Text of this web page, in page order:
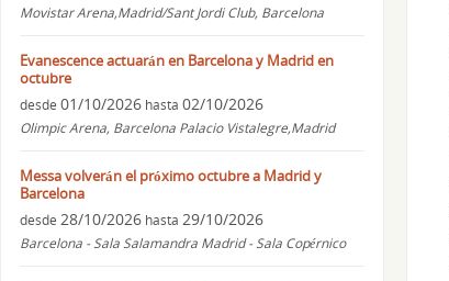
Movistar Arena,Madrid/Sant Jordi Club, Barcelona
Evanescence actuarán en Barcelona y Madrid en
octubre
desde 01/10/2026 hasta 02/10/2026
Olimpic Arena, Barcelona Palacio Vistalegre,Madrid
Messa volverán el próximo octubre a Madrid y
Barcelona
desde 28/10/2026 hasta 29/10/2026
Barcelona - Sala Salamandra Madrid - Sala Copérnico